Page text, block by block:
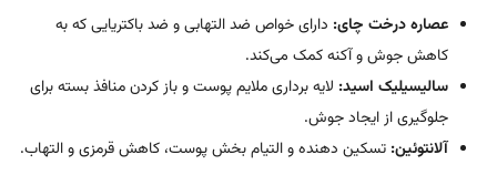
عصاره درخت چای: دارای خواص ضد التهابی و ضد باکتریایی که به
کاهش جوش و آکنه کمک می‌کند.
سالیسیلیک اسید: لایه برداری ملایم پوست و باز کردن منافذ بسته برای
جلوگیری از ایجاد جوش.
آلانتوئین: تسکین دهنده و التیام بخش پوست، کاهش قرمزی و التهاب.